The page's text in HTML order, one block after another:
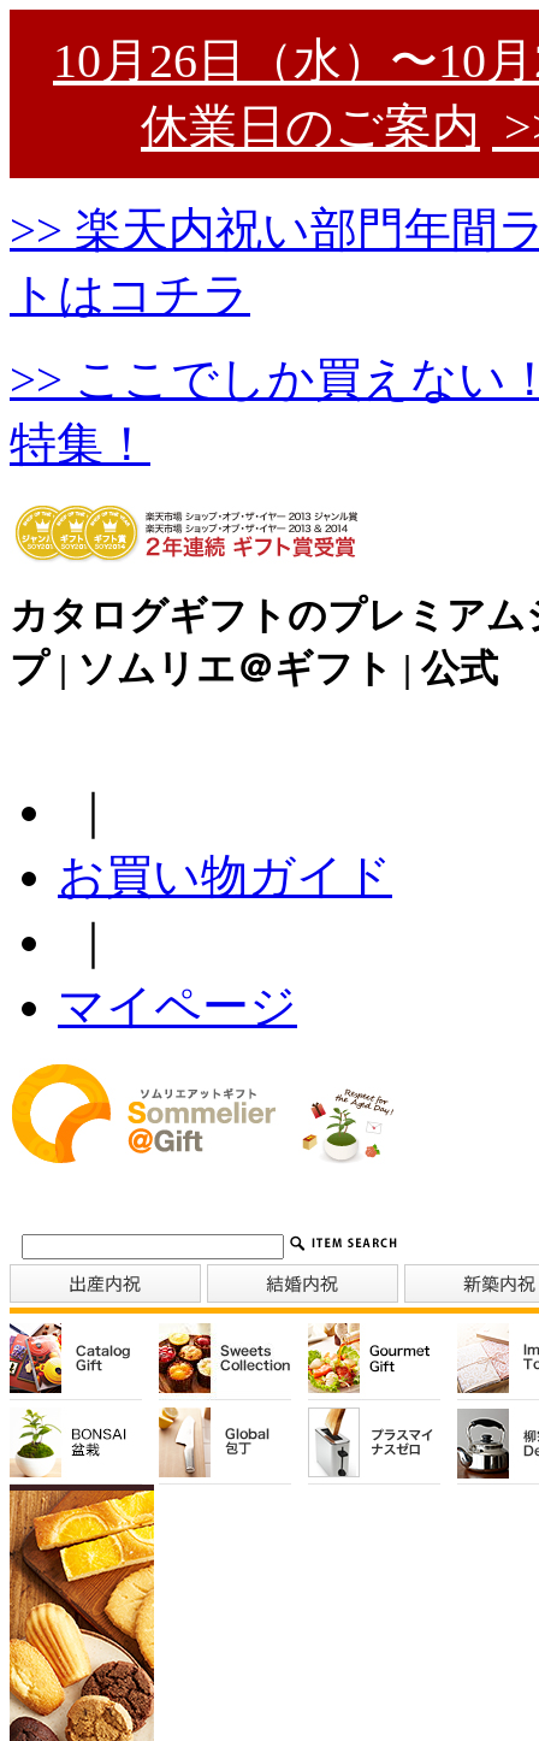
10月26日（水）〜10
休業日のご案内
>> 楽天内祝い部門年間
トはコチラ
>> ここでしか買えない
特集！
カタログギフトのプレミアム
プ | ソムリエ＠ギフト | 公式
お買い物ガイド
マイページ